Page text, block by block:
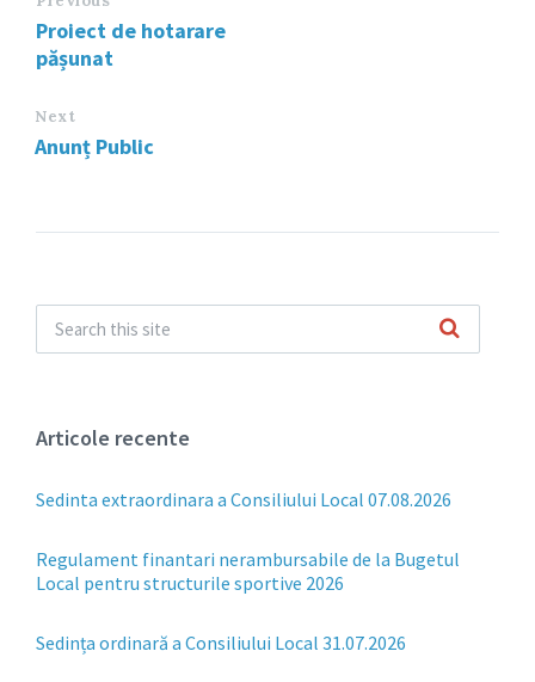
Proiect de hotarare
pășunat
Next
Anunț Public
Articole recente
Sedinta extraordinara a Consiliului Local 07.08.2026
Regulament finantari nerambursabile de la Bugetul
Local pentru structurile sportive 2026
Sedința ordinară a Consiliului Local 31.07.2026